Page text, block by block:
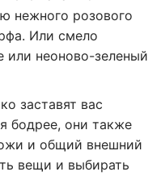
нежного розового
Или смело
или неоново-зеленый
заставят вас
бодрее, они также
и общий внешний
вещи и выбирать